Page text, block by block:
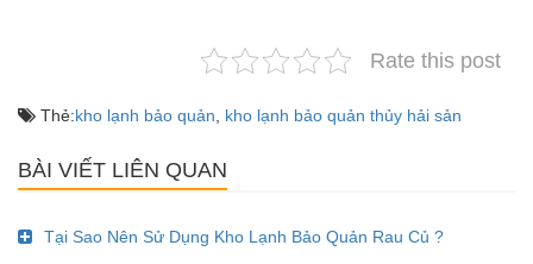
Rate this post
Thẻ:kho lạnh bảo quản kho lạnh bảo quản thủy hải sản
BÀI VIẾT LIÊN QUAN
Tại Sao Nên Sử Dụng Kho Lạnh Bảo Quản Rau Củ ?